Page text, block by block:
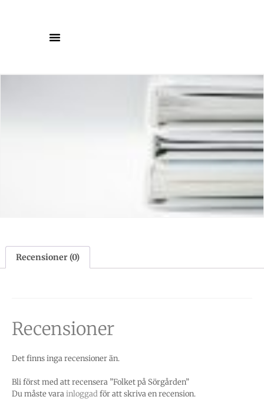
Recensioner (0)
Recensioner
Det finns inga recensioner än.
Bli först med att recensera ”Folket på Sörgården”
Du måste varainloggadför att skriva en recension.